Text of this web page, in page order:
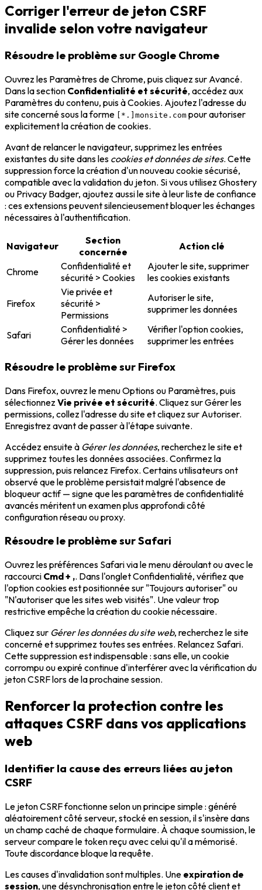
Corriger l'erreur de jeton CSRF
invalide selon votre navigateur
Résoudre le problème sur Google Chrome
Ouvrez les Paramètres de Chrome, puis cliquez sur Avancé.
Dans la section Confidentialité et sécurité, accédez aux
Paramètres du contenu, puis à Cookies. Ajoutez l'adresse du
site concerné sous la forme
[*.]monsite.com pour autoriser
explicitement la création de cookies.
Avant de relancer le navigateur, supprimez les entrées
existantes du site dans les cookies et données de sites. Cette
suppression force la création d'un nouveau cookie sécurisé,
compatible avec la validation du jeton. Si vous utilisez Ghostery
ou Privacy Badger, ajoutez aussi le site à leur liste de confiance
: ces extensions peuvent silencieusement bloquer les échanges
nécessaires à l'authentification.
Navigateur
Section
concernée
Action clé
Chrome
Confidentialité et
sécurité > Cookies
Ajouter le site, supprimer
les cookies existants
Firefox
Vie privée et
sécurité >
Permissions
Autoriser le site,
supprimer les données
Safari
Confidentialité >
Gérer les données
Vérifier l'option cookies,
supprimer les entrées
Résoudre le problème sur Firefox
Dans Firefox, ouvrez le menu Options ou Paramètres, puis
sélectionnez Vie privée et sécurité. Cliquez sur Gérer les
permissions, collez l'adresse du site et cliquez sur Autoriser.
Enregistrez avant de passer à l'étape suivante.
Accédez ensuite à Gérer les données, recherchez le site et
supprimez toutes les données associées. Confirmez la
suppression, puis relancez Firefox. Certains utilisateurs ont
observé que le problème persistait malgré l'absence de
bloqueur actif — signe que les paramètres de confidentialité
avancés méritent un examen plus approfondi côté
configuration réseau ou proxy.
Résoudre le problème sur Safari
Ouvrez les préférences Safari via le menu déroulant ou avec le
raccourci Cmd + ,. Dans l'onglet Confidentialité, vérifiez que
l'option cookies est positionnée sur "Toujours autoriser" ou
"N'autoriser que les sites web visités". Une valeur trop
restrictive empêche la création du cookie nécessaire.
Cliquez sur Gérer les données du site web, recherchez le site
concerné et supprimez toutes ses entrées. Relancez Safari.
Cette suppression est indispensable : sans elle, un cookie
corrompu ou expiré continue d'interférer avec la vérification du
jeton CSRF lors de la prochaine session.
Renforcer la protection contre les
attaques CSRF dans vos applications
web
Identifier la cause des erreurs liées au jeton
CSRF
Le jeton CSRF fonctionne selon un principe simple : généré
aléatoirement côté serveur, stocké en session, il s'insère dans
un champ caché de chaque formulaire. À chaque soumission, le
serveur compare le token reçu avec celui qu'il a mémorisé.
Toute discordance bloque la requête.
Les causes d'invalidation sont multiples. Une expiration de
session, une désynchronisation entre le jeton côté client et